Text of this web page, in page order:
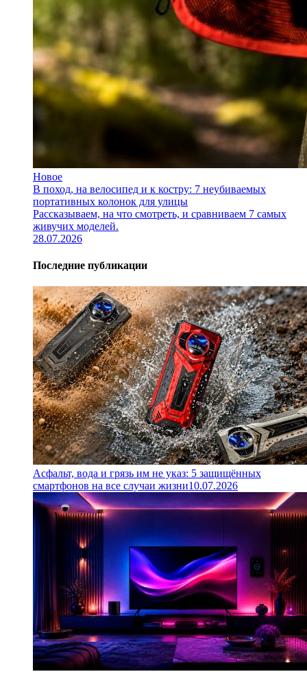
Новое
В поход, на велосипед и к костру: 7 неубиваемых
портативных колонок для улицы
Рассказываем, на что смотреть, и сравниваем 7 самых
живучих моделей.
28.07.2026
Последние публикации
Асфальт, вода и грязь им не указ: 5 защищённых
смартфонов на все случаи жизни10.07.2026